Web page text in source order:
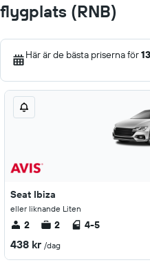
flygplats (RNB)
Här är de bästa priserna för
Seat Ibiza
eller liknande Liten
2 2 4-5
438 kr /dag